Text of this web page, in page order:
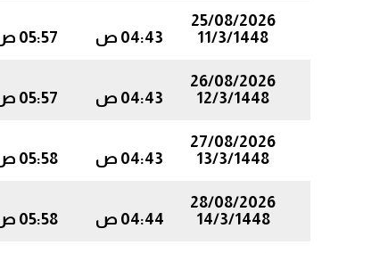
25/08/2026
11/3/1448
04:43 ص 05:57 ص
26/08/2026
12/3/1448
04:43 ص 05:57 ص
27/08/2026
13/3/1448
04:43 ص 05:58 ص
28/08/2026
14/3/1448
04:44 ص 05:58 ص